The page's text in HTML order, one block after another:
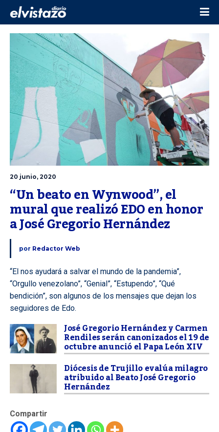
20 junio, 2020
“Un beato en Wynwood”, el
mural que realizó EDO en honor
a José Gregorio Hernández
por Redactor Web
“El nos ayudará a salvar el mundo de la pandemia”,
“Orgullo venezolano”, “Genial”, “Estupendo”, “Qué
bendición”, son algunos de los mensajes que dejan los
seguidores de Edo.
José Gregorio Hernández y Carmen
Rendiles serán canonizados el 19 de
octubre anunció el Papa León XIV
Diócesis de Trujillo evalúa milagro
atribuido al Beato José Gregorio
Hernández
Compartir